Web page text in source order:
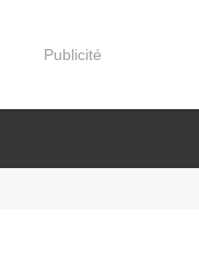
Publicité